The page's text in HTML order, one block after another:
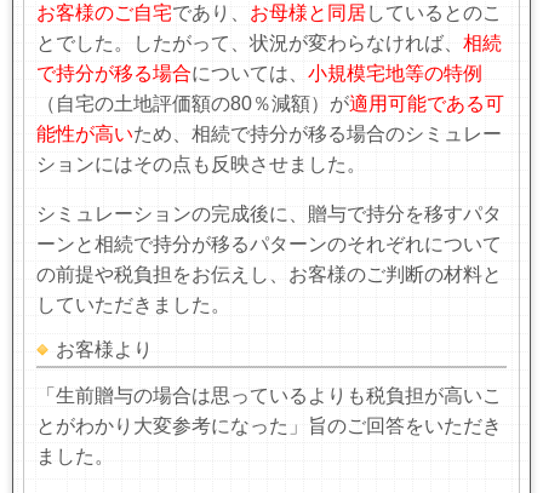
お客様のご自宅であり、 お母様と同居しているとのこ
とでした。したがって、状況が変わらなければ、 相続
で持分が移る場合については、 小規模宅地等の特例
（自宅の土地評価額の80％減額）が適用可能である可
能性が高いため、相続で持分が移る場合のシミュレー
ションにはその点も反映させました。
シミュレーションの完成後に、贈与で持分を移すパタ
ーンと相続で持分が移るパターンのそれぞれについて
の前提や税負担をお伝えし、お客様のご判断の材料と
していただきました。
お客様より
「生前贈与の場合は思っているよりも税負担が高いこ
とがわかり大変参考になった」旨のご回答をいただき
ました。